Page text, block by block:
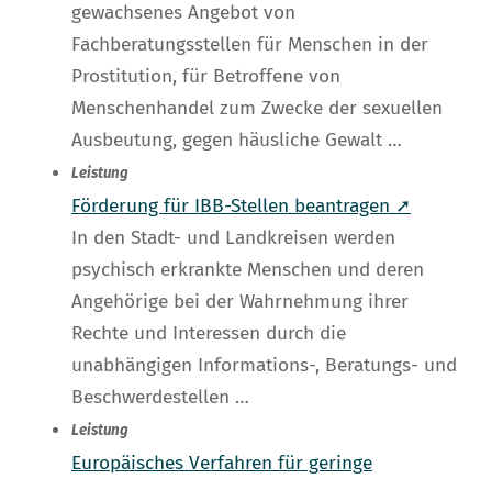
gewachsenes Angebot von
Fachberatungsstellen für Menschen in der
Prostitution, für Betroffene von
Menschenhandel zum Zwecke der sexuellen
Ausbeutung, gegen häusliche Gewalt …
Leistung
Förderung für IBB-Stellen beantragen ➚
In den Stadt- und Landkreisen werden
psychisch erkrankte Menschen und deren
Angehörige bei der Wahrnehmung ihrer
Rechte und Interessen durch die
unabhängigen Informations-, Beratungs- und
Beschwerdestellen …
Leistung
Europäisches Verfahren für geringe